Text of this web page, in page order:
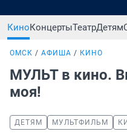
КиноКонцертыТеатрДетям
ОМСК АФИША КИНО
МУЛЬТ в кино.
моя!
ДЕТЯМ МУЛЬТФИЛЬМ